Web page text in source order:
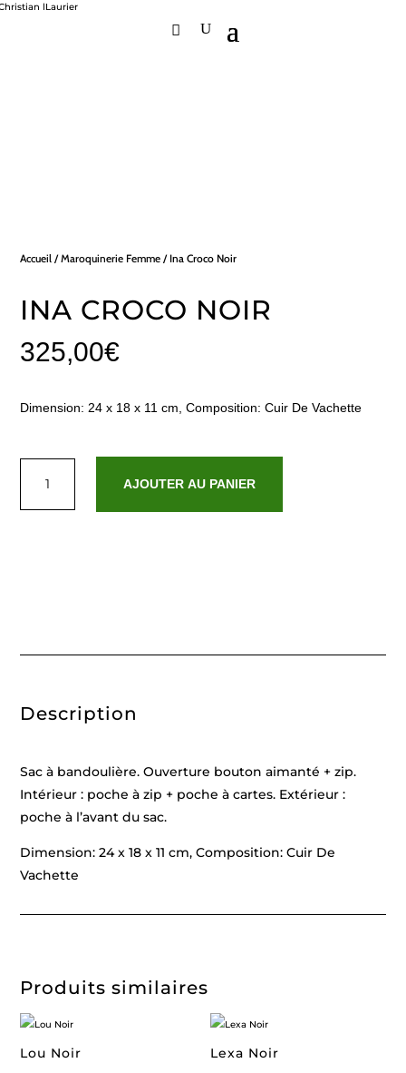
Accueil /Maroquinerie Femme / Ina Croco Noir
INA CROCO NOIR
325,00€
Dimension: 24 x 18 x 11 cm, Composition: Cuir De Vachette
AJOUTER AU PANIER
Description
Sac à bandoulière. Ouverture bouton aimanté + zip.
Intérieur : poche à zip + poche à cartes. Extérieur :
poche à l’avant du sac.
Dimension: 24 x 18 x 11 cm, Composition: Cuir De
Vachette
Produits similaires
Lou Noir Lexa Noir